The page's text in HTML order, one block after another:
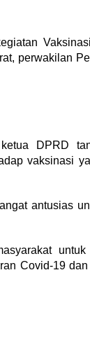
perwakilan
DPRD
vaksinasi
antusias
Covid-19